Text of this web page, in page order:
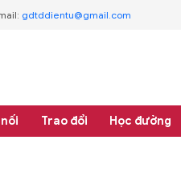
gdtddientu@gmail.com
Trao đổi Học đường